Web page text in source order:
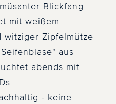
Blickfang
mit weißem
witziger Zipfelmütze
aus
abends mit
- keine